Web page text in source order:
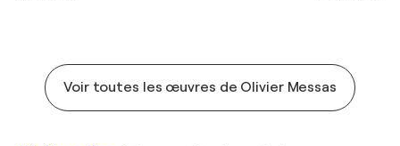
Voir toutes les œuvres de Olivier Messas